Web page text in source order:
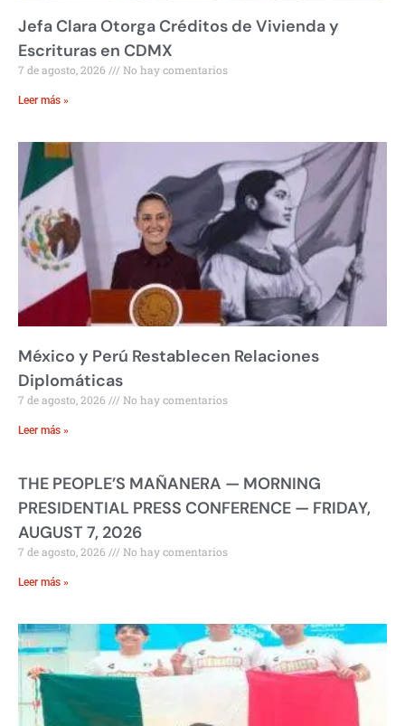
Jefa Clara Otorga Créditos de Vivienda y
Escrituras en CDMX
7 de agosto, 2026 No hay comentarios
Leer más »
México y Perú Restablecen Relaciones
Diplomáticas
7 de agosto, 2026 No hay comentarios
Leer más »
THE PEOPLE’S MAÑANERA — MORNING
PRESIDENTIAL PRESS CONFERENCE — FRIDAY,
AUGUST 7, 2026
7 de agosto, 2026 No hay comentarios
Leer más »